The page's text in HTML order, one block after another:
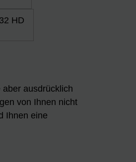
HD
ausdrücklich
von Ihnen nicht
Ihnen eine